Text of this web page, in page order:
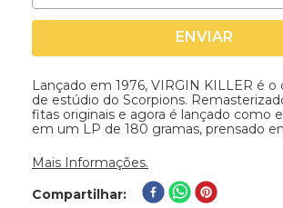
ENVIAR
Lançado em 1976, VIRGIN KILLER é
de estúdio do Scorpions.
fitas originais e agora é lançado como
em um LP de 180 gramas, prensado
Mais Informações.
Compartilhar